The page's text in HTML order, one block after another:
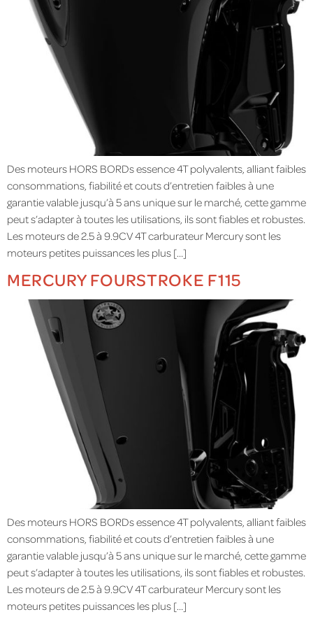
Des moteurs HORS BORDs essence 4T polyvalents, alliant faibles
consommations, fiabilité et couts d’entretien faibles à une
garantie valable jusqu’à 5 ans unique sur le marché, cette gamme
peut s’adapter à toutes les utilisations, ils sont fiables et robustes.
Les moteurs de 2.5 à 9.9CV 4T carburateur Mercury sont les
moteurs petites puissances les plus […]
MERCURY FOURSTROKE F115
Des moteurs HORS BORDs essence 4T polyvalents, alliant faibles
consommations, fiabilité et couts d’entretien faibles à une
garantie valable jusqu’à 5 ans unique sur le marché, cette gamme
peut s’adapter à toutes les utilisations, ils sont fiables et robustes.
Les moteurs de 2.5 à 9.9CV 4T carburateur Mercury sont les
moteurs petites puissances les plus […]